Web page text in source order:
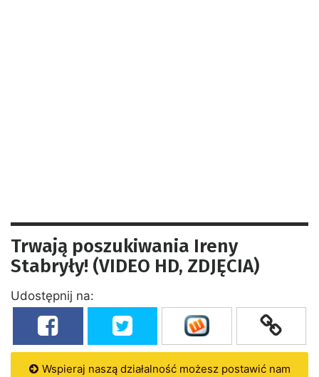
Trwają poszukiwania Ireny
Stabryły! (VIDEO HD, ZDJĘCIA)
Udostępnij na:
Wspieraj naszą działalność możesz postawić nam